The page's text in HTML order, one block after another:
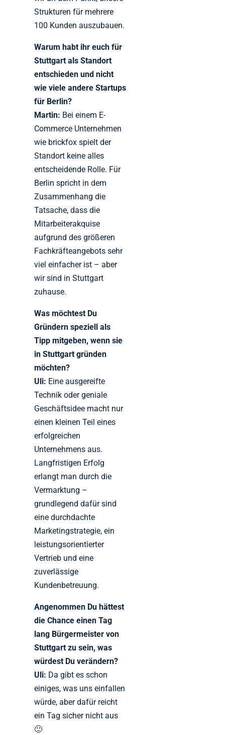
Strukturen für mehrere
100 Kunden auszubauen.
Warum habt ihr euch für
Stuttgart als Standort
entschieden und nicht
wie viele andere Startups
für Berlin?
Martin: Bei einem E-
Commerce Unternehmen
wie brickfox spielt der
Standort keine alles
entscheidende Rolle. Für
Berlin spricht in dem
Zusammenhang die
Tatsache, dass die
Mitarbeiterakquise
aufgrund des größeren
Fachkräfteangebots sehr
viel einfacher ist – aber
wir sind in Stuttgart
zuhause.
Was möchtest Du
Gründern speziell als
Tipp mitgeben, wenn sie
in Stuttgart gründen
möchten?
Uli: Eine ausgereifte
Technik oder geniale
Geschäftsidee macht nur
einen kleinen Teil eines
erfolgreichen
Unternehmens aus.
Langfristigen Erfolg
erlangt man durch die
Vermarktung –
grundlegend dafür sind
eine durchdachte
Marketingstrategie, ein
leistungsorientierter
Vertrieb und eine
zuverlässige
Kundenbetreuung.
Angenommen Du hättest
die Chance einen Tag
lang Bürgermeister von
Stuttgart zu sein, was
würdest Du verändern?
Uli: Da gibt es schon
einiges, was uns einfallen
würde, aber dafür reicht
ein Tag sicher nicht aus
🙂